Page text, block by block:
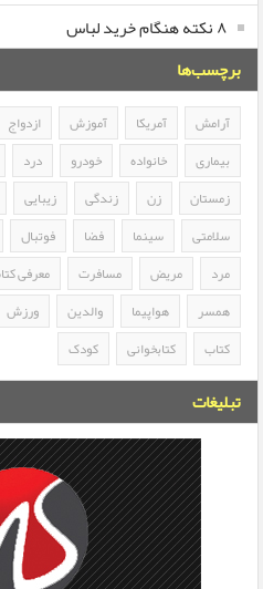
۸ نکته هنگام خرید لباس
برچسب‌ها
آرامش آمریکا آموزش ازدواج
بیماری
خانواده خودرو درد
زمستان
زن زندگی زیبایی
سلامتی
سینما فضا فوتبال
مرد
مریض مسافرت معرفی
همسر
هواپیما والدین ورزش
کتاب
کتابخوانی کودک
تبلیغات